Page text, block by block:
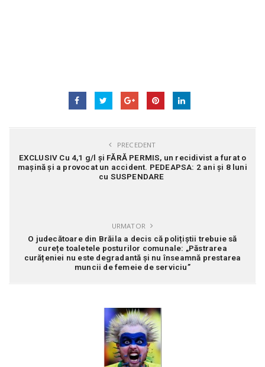
PRECEDENT
EXCLUSIV Cu 4,1 g/l și FĂRĂ PERMIS, un recidivist a furat o
mașină și a provocat un accident. PEDEAPSA: 2 ani și 8 luni
cu SUSPENDARE
URMATOR
O judecătoare din Brăila a decis că polițiștii trebuie să
curețe toaletele posturilor comunale: „Păstrarea
curățeniei nu este degradantă și nu înseamnă prestarea
muncii de femeie de serviciu”